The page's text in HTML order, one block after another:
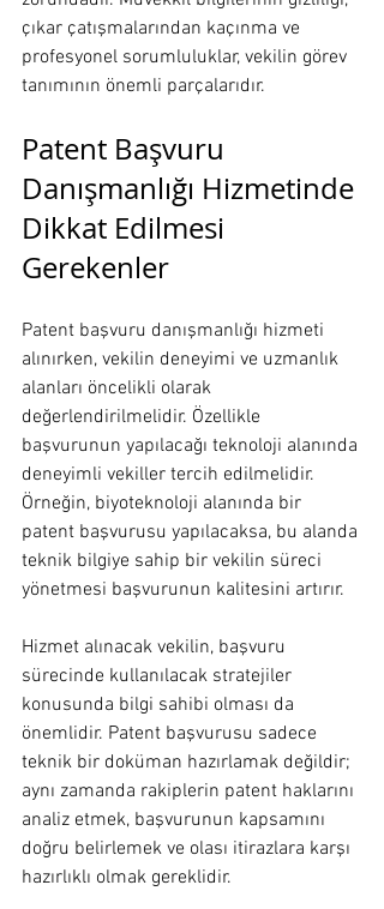
çıkar çatışmalarından kaçınma ve
profesyonel sorumluluklar, vekilin görev
tanımının önemli parçalarıdır.
Patent Başvuru
Danışmanlığı Hizmetinde
Dikkat Edilmesi
Gerekenler
Patent başvuru danışmanlığı hizmeti
alınırken, vekilin deneyimi ve uzmanlık
alanları öncelikli olarak
değerlendirilmelidir. Özellikle
başvurunun yapılacağı teknoloji alanında
deneyimli vekiller tercih edilmelidir.
Örneğin, biyoteknoloji alanında bir
patent başvurusu yapılacaksa, bu alanda
teknik bilgiye sahip bir vekilin süreci
yönetmesi başvurunun kalitesini artırır.
Hizmet alınacak vekilin, başvuru
sürecinde kullanılacak stratejiler
konusunda bilgi sahibi olması da
önemlidir. Patent başvurusu sadece
teknik bir doküman hazırlamak değildir;
aynı zamanda rakiplerin patent haklarını
analiz etmek, başvurunun kapsamını
doğru belirlemek ve olası itirazlara karşı
hazırlıklı olmak gereklidir.